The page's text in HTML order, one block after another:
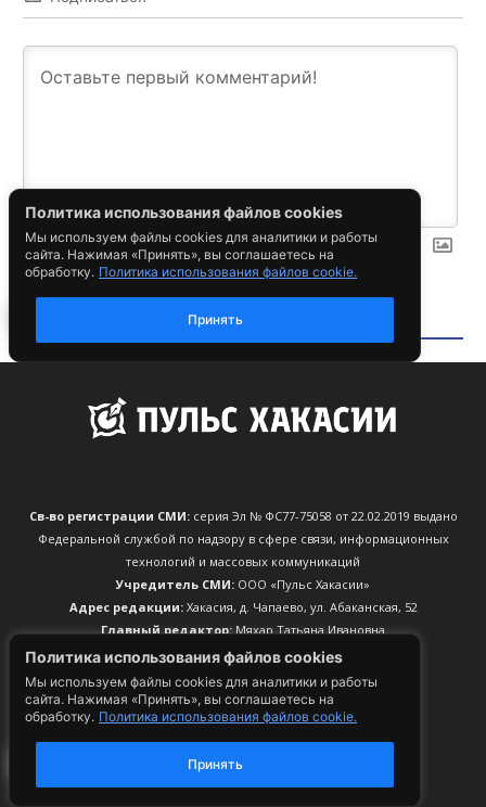
Политика использования файлов cookies
Мы используем файлы cookies для аналитики и работы
сайта. Нажимая «Принять», вы соглашаетесь на
обработку. Политика использования файлов cookie.
Принять
Св-во регистрации СМИ:серия Эл № ФС77-75058 от 22.02.2019 выдано
Федеральной службой по надзору в сфере связи, информационных
технологий и массовых коммуникаций
Учредитель СМИ: ООО «Пульс Хакасии»
Адрес редакции:Хакасия, д. Чапаево, ул. Абаканская, 52
Главный редактор: Мяхар Татьяна Ивановна
Телефон редакции:+79532587854
CМС, мессенджеры: +79532587854
Электронный адрес редакции: info@pulse19.ru
По вопросам рекламы: reklama@pulse19.ru